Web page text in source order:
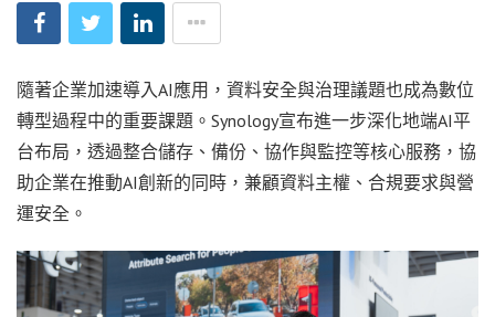
隨著企業加速導入AI應用，資料安全與治理議題也成為數位
轉型過程中的重要課題。Synology宣布進一步深化地端AI平
台布局，透過整合儲存、備份、協作與監控等核心服務，協
助企業在推動AI創新的同時，兼顧資料主權、合規要求與營
運安全。